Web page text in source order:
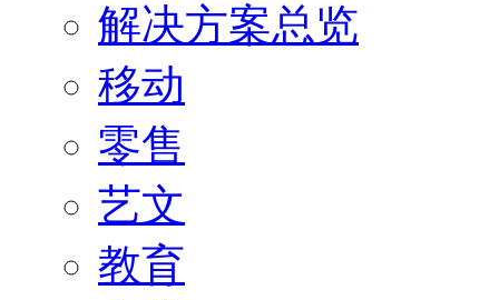
解决方案总览
移动
零售
艺文
教育